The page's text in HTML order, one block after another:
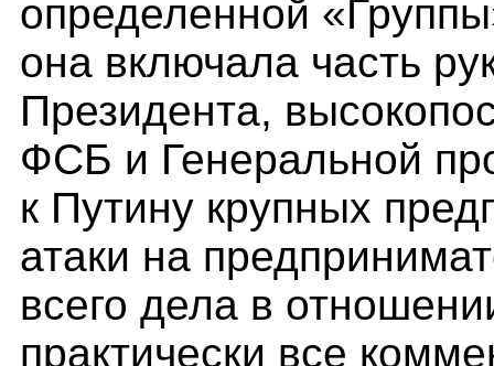
определенной
она включала часть
Президента,
ФСБ и Генеральной
к Путину крупных
атаки на
всего дела в
практически все